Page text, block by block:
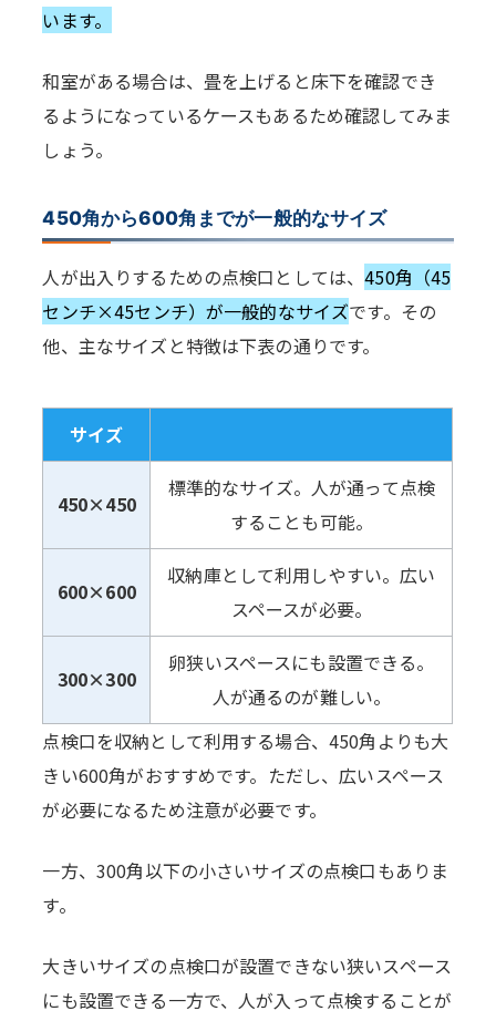
います。
和室がある場合は、畳を上げると床下を確認でき
るようになっているケースもあるため確認してみま
しょう。
450角から600角までが一般的なサイズ
人が出入りするための点検口としては、450角（45
センチ×45センチ）が一般的なサイズです。その
他、主なサイズと特徴は下表の通りです。
サイズ
450×450
標準的なサイズ。人が通って点検
することも可能。
600×600
収納庫として利用しやすい。広い
スペースが必要。
300×300
卵狭いスペースにも設置できる。
人が通るのが難しい。
点検口を収納として利用する場合、450角よりも大
きい600角がおすすめです。ただし、広いスペース
が必要になるため注意が必要です。
一方、300角以下の小さいサイズの点検口もありま
す。
大きいサイズの点検口が設置できない狭いスペース
にも設置できる一方で、人が入って点検することが